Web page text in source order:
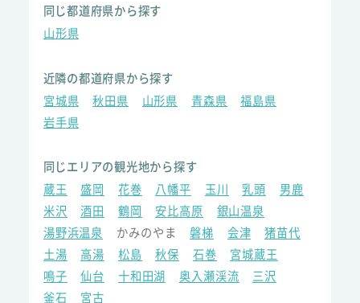
同じ都道府県から探す
山形県
近隣の都道府県から探す
宮城県
秋田県 山形県 青森県
福島県
岩手県
同じエリアの観光地から探す
蔵王
盛岡 花巻 八幡平 玉川 乳頭
男鹿
米沢
酒田 鶴岡 安比高原
銀山温泉
湯野浜温泉
かみのやま 磐梯 会津
猪苗代
土湯
高湯 松島 秋保 石巻
宮城蔵王
鳴子
仙台 十和田湖 奥入瀬渓流
三沢
釜石
宮古